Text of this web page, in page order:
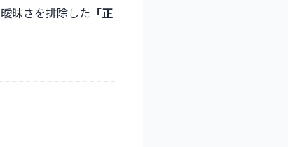
昧さを排除した 「正